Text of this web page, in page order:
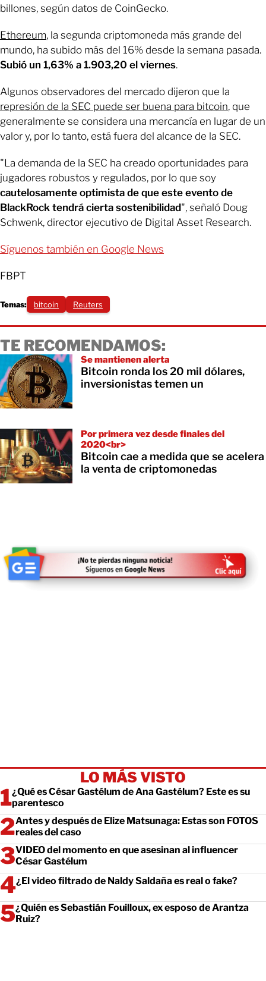
billones, según datos de CoinGecko.
Ethereum, la segunda criptomoneda más grande del
mundo, ha subido más del 16% desde la semana pasada.
Subió un 1,63% a 1.903,20 el viernes.
Algunos observadores del mercado dijeron que la
represión de la SEC puede ser buena para bitcoin, que
generalmente se considera una mercancía en lugar de un
valor y, por lo tanto, está fuera del alcance de la SEC.
"La demanda de la SEC ha creado oportunidades para
jugadores robustos y regulados, por lo que soy
cautelosamente optimista de que este evento de
BlackRock tendrá cierta sostenibilidad", señaló Doug
Schwenk, director ejecutivo de Digital Asset Research.
Síguenos también en Google News
FBPT
Temas: bitcoin Reuters
TE RECOMENDAMOS:
Se mantienen alerta
Bitcoin ronda los 20 mil dólares,
inversionistas temen un
Por primera vez desde finales del
2020<br>
Bitcoin cae a medida que se acelera
la venta de criptomonedas
LO MÁS VISTO
¿Qué es César Gastélum de Ana Gastélum? Este es su
parentesco
Antes y después de Elize Matsunaga: Estas son FOTOS
reales del caso
VIDEO del momento en que asesinan al influencer
César Gastélum
¿El video filtrado de Naldy Saldaña es real o fake?
¿Quién es Sebastián Fouilloux, ex esposo de Arantza
Ruiz?